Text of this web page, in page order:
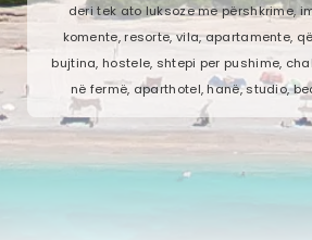
deri tek ato luksoze me përshkrime,
komente, resorte, vila, apartamente,
bujtina, hostele, shtepi per pushime,
në fermë, aparthotel, hanë, studio,